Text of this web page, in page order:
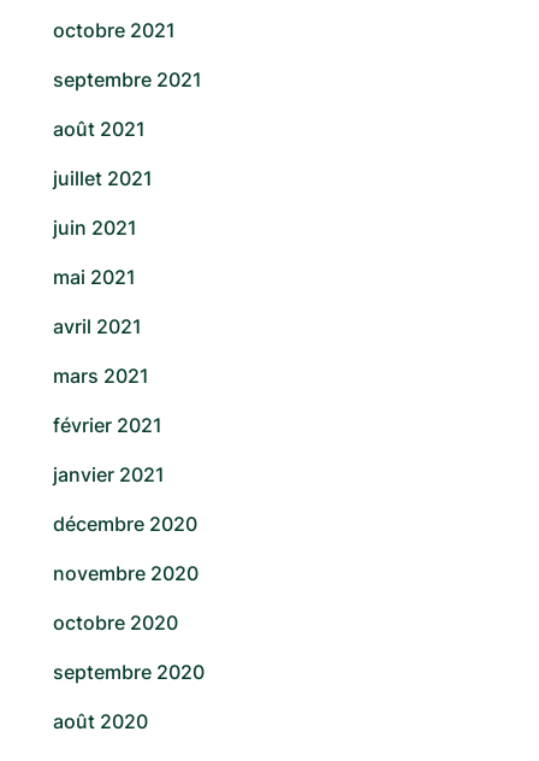
octobre 2021
septembre 2021
août 2021
juillet 2021
juin 2021
mai 2021
avril 2021
mars 2021
février 2021
janvier 2021
décembre 2020
novembre 2020
octobre 2020
septembre 2020
août 2020